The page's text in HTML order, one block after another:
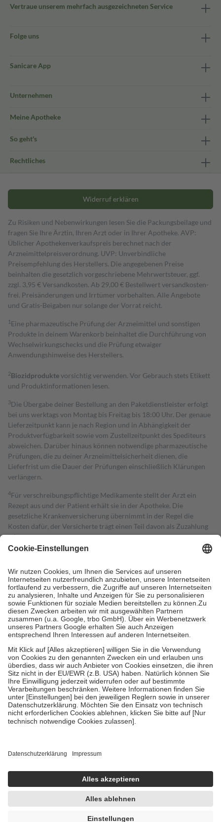
Vertraue unserem mehrfach ausgezeichneten Service
Folge uns
Sanicare App
Unternehmen
Meine Apotheke
So geht's
Rechtliches
Widerruf erklären
Zu Risiken und Nebenwirkungen lesen Sie die Packungsbeilage und
fragen Sie Ihre Ärztin, Ihren Arzt oder in Ihrer Apotheke. AVP:
Üblicher Apothekenverkaufspreis berechnet nach der
Arzneimittelpreisverordnung. UVP: Unverbindliche
Preisempfehlung des Herstellers. Die angegebenen Preise
beinhalten die gesetzlich vorgeschriebene Mehrwertsteuer, ggf.
zzgl. 3,95 € Versandkosten. Ab 29,00 € Bestell­wert versand­kosten­
frei. Preisänderungen und Irrtümer vorbehalten. Alle Angebote
und Gratis-Beigaben nur solange der Vorrat reicht.
1 Eine pharmazeutische Prüfung der Arzneimittel und sonstigen
Produkte in deinem Warenkorb beinhaltet die Durchführung von
Wechselwirkungschecks und die Prüfung etwaiger
Anwendungshinweise des Herstellers.
2Biozidproduktevorsichtig verwenden. Vor Gebrauch stets Etikett
und Produktinformationen lesen.
3Die Übergabe deiner Bestellung an den Paketdienstleister erfolgt
bei uns werktags von Montag bis Freitag bis 18:00 Uhr. Der genaue
Lieferzeitpunkt kann je nach Region und in Abhängigkeit der
Produktverfügbarkeit sowie vom Zustellzeitpunkt des Spediteurs
abweichen. Darüber hinaus können notwendige pharmazeutische
Prüfungen, die zu deiner Arzneimittelsicherheit dienen, die
Lieferfrist um die Dauer der Prüfungen einschließlich Klärungen
verlängern.
4Für verschreibungspflichtige Medikamente stellt der Arzt ein
Rezept aus und der Patient erhält sie in der Apotheke. Die
gesetzliche Krankenversicherung übernimmt in der Regel die
Kosten dafür, der Versicherte trägt einen Teil davon als Zuzahlung
mit.
Grundsätzlich leisten Mitglieder Zuzahlungen in Höhe von zehn
höchstens zehn Euro.
Es sind jedoch nie mehr als die tatsächlichen
Kosten der Leistung zu entrichten.
Diese Regeln gelten grundsätzlich auch für Online-Apotheken.
Bei Heilmitteln und häuslicher Krankenpflege beträgt die
Zuzahlung zehn Prozent der Kosten sowie zehn Euro je
Verordnung.
Um das Engagement der Versicherten für ihre eigene Gesundheit zu
stärken und die besondere Stellung der Familie zu unterstützen,
fallenkeine Zuzahlungenan bei:
• Kindern und Jugendlichen bis zum vollendeten 18. Lebensjahr
mit Ausnahme der Fahrkosten
• Untersuchungen zur Vorsorge und Früherkennung, die von der
GKV getragen werden
• empfohlenen Schutzimpfungen
• Harn- und Blutteststreifen
getroffen, um sicherzustellen, dass es sich um echte Bewertungen
https://help.etrusted.com/hc/de/articles/4419944605341
Einige Bilder und Inhalte wurden unter Zuhilfenahme künstlicher